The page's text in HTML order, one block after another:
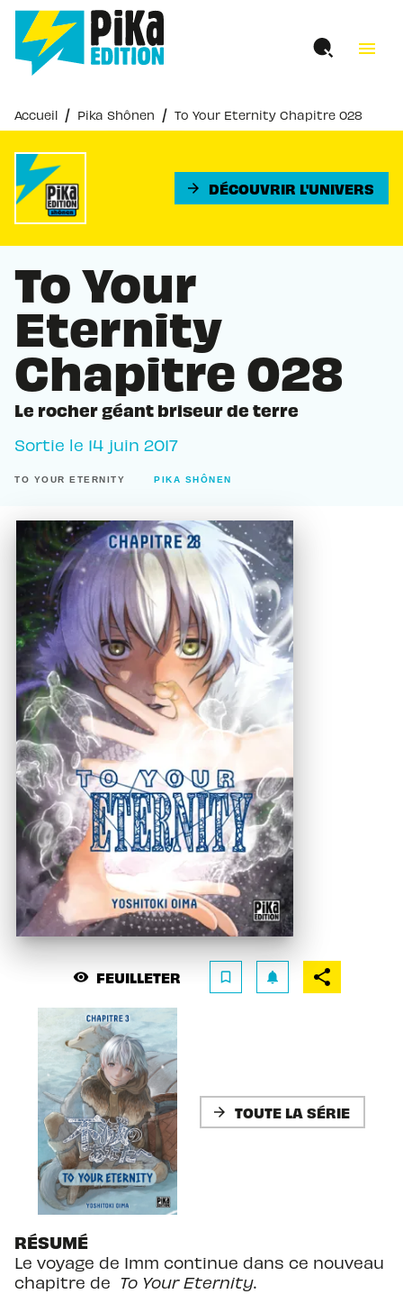
MENU RECHERCHE
PIED DE PAGE
menu
Accueil / Pika Shônen / To Your Eternity Chapitre 028
arrow_forward DÉCOUVRIR L'UNIVERS
To Your
Eternity
Chapitre 028
Le rocher géant briseur de terre
Sortie le 14 juin 2017
TO YOUR ETERNITY PIKA SHÔNEN
visibility FEUILLETER bookmark_border notifications
arrow_forward TOUTE LA SÉRIE
RÉSUMÉ
Le voyage de Imm continue dans ce nouveau
chapitre de To Your Eternity.